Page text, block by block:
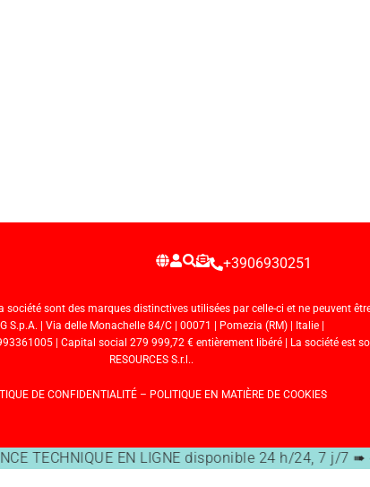
+3906930251
sont des marques distinctives utilisées par celle-ci et ne peuvent
S.p.A. | Via delle Monachelle 84/C | 00071 | Pomezia (RM) | Italie |
| Capital social 279 999,72 € entièrement libéré | La société est
RESOURCES S.r.l..
DE CONFIDENTIALITÉ– POLITIQUE EN MATIÈRE DE COOKIES
TECHNIQUE EN LIGNE disponible 24 h/24, 7 j/7 ➠